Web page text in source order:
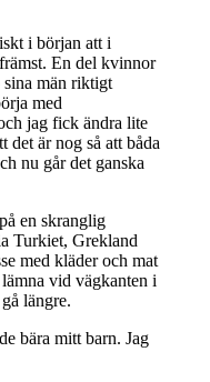
i början att i
En del kvinnor
sina män riktigt
med
jag fick ändra lite
det är nog så att båda
nu går det ganska
en skranglig
Turkiet, Grekland
med kläder och mat
vid vägkanten i
längre.
bära mitt barn. Jag